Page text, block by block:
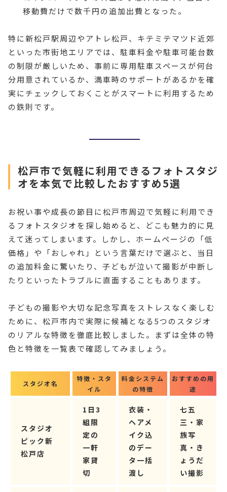
移動費だけで数千円の追加出費となった。
特に新松戸駅周辺やアトレ松戸、キテミテマツド近郊
といった市街地エリアでは、駐車料金や駐車可能台数
の制限が厳しいため、事前に専用駐車スペースが何台
分用意されているか、満車時のサポートがあるかを確
実にチェックしておくことがスマートに利用するため
の鉄則です。
松戸市で気軽に利用できるフォトスタジ
オを本気で比較したおすすめ5選
お祝い事や成長の節目に松戸市周辺で気軽に利用でき
るフォトスタジオを探し始めると、どこも魅力的に見
えて迷ってしまいます。しかし、ホームページの「低
価格」や「おしゃれ」という言葉だけで選ぶと、当日
の追加料金に驚いたり、子どもが泣いて撮影が中断し
たりといったトラブルに直面することもあります。
子どもの撮影や大切な記念写真をストレスなく楽しむ
ために、松戸市内で実際に候補となる5つのスタジオ
のリアルな特徴を徹底比較しました。まずは全体の特
色と特徴を一覧表で確認してみましょう。
スタジオ名
特徴・スタ
イル
料金システム
の特徴
おすすめの用
途
スタジオ
ピック新
松戸店
1日3
組限
定の
一軒
家貸
切
衣装・
ヘアメ
イク込
のデー
タ一括
渡し
七五
三・家
族写
真・き
ょうだ
い撮影